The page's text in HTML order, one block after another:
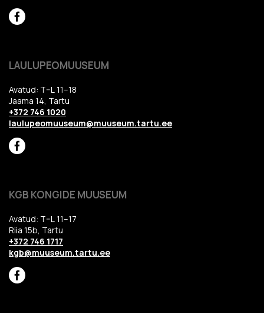
LAULUPEOMUUSEUM
Avatud: T–L 11–18
Jaama 14, Tartu
+372 746 1020
laulupeomuuseum@muuseum.tartu.ee
KGB KONGIDE MUUSEUM
Avatud: T–L 11–17
Riia 15b, Tartu
+372 746 1717
kgb@muuseum.tartu.ee